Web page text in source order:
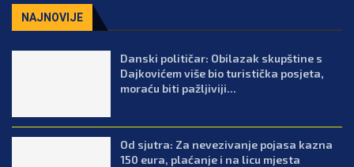
NAJNOVIJE
Danski političar: Obilazak skupštine s
Dajkovićem više bio turistička posjeta,
moraću biti pažljiviji...
Od sjutra: Za nevezivanje pojasa kazna
150 eura, plaćanje i na licu mjesta